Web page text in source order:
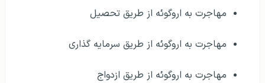
مهاجرت به اروگوئه از طریق تحصیل
مهاجرت به اروگوئه از طریق سرمایه گذاری
مهاجرت به اروگوئه از طریق ازدواج